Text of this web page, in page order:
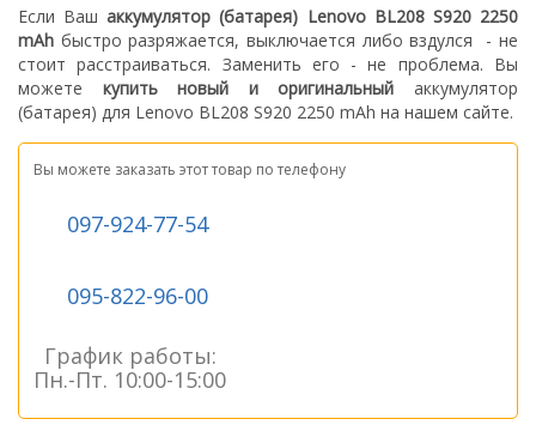
Если Вашаккумулятор (батарея) Lenovo BL208 S920 2250
mAh быстро разряжается, выключается либо вздулся
- не
стоит расстраиваться. Заменить его - не проблема. Вы
можете купить новый и оригинальный аккумулятор
(батарея) для Lenovo BL208 S920 2250 mAh на нашем сайте.
Вы можете заказать этот товар по телефону
097-924-77-54
095-822-96-00
График работы:
Пн.-Пт. 10:00-15:00